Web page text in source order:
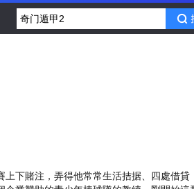
下賭注，弄得他常常生活拮据、四處借貸